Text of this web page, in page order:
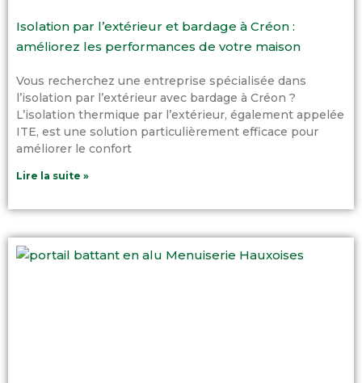
Isolation par l’extérieur et bardage à Créon :
améliorez les performances de votre maison
Vous recherchez une entreprise spécialisée dans
l’isolation par l’extérieur avec bardage à Créon ?
L’isolation thermique par l’extérieur, également appelée
ITE, est une solution particulièrement efficace pour
améliorer le confort
Lire la suite »